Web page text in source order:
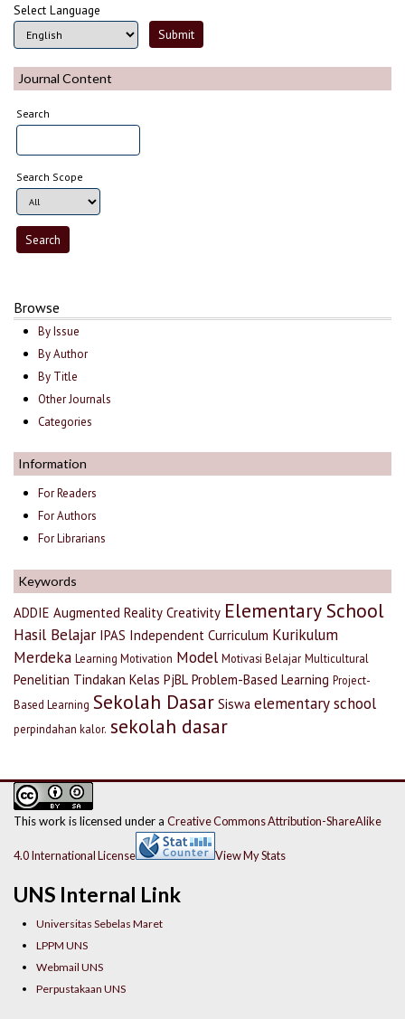
Select Language
Journal Content
Search
Search Scope
Browse
By Issue
By Author
By Title
Other Journals
Categories
Information
For Readers
For Authors
For Librarians
Keywords
ADDIE Augmented Reality Creativity Elementary School
Hasil Belajar IPAS Independent Curriculum Kurikulum
Merdeka Learning Motivation Model Motivasi Belajar Multicultural
Penelitian Tindakan Kelas PjBL Problem-Based Learning Project-
Based Learning Sekolah Dasar Siswa elementary school
perpindahan kalor. sekolah dasar
UNS Internal Link
Universitas Sebelas Maret
LPPM UNS
Webmail UNS
Perpustakaan UNS
This work is licensed under a Creative Commons Attribution-ShareAlike
4.0 International License View My Stats